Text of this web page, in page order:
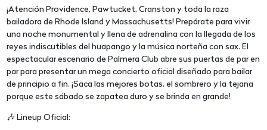
¡Atención Providence, Pawtucket, Cranston y toda la raza
bailadora de Rhode Island y Massachusetts! Prepárate para vivir
una noche monumental y llena de adrenalina con la llegada de los
reyes indiscutibles del huapango y la música norteña con sax. El
espectacular escenario de Palmera Club abre sus puertas de par en
par para presentar un mega concierto oficial diseñado para bailar
de principio a fin. ¡Saca las mejores botas, el sombrero y la tejana
porque este sábado se zapatea duro y se brinda en grande!
🎶 Lineup Oficial: